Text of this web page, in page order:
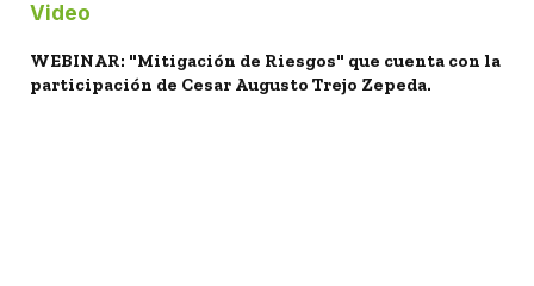
Video
WEBINAR: "Mitigación de Riesgos" que cuenta con la
participación de Cesar Augusto Trejo Zepeda.